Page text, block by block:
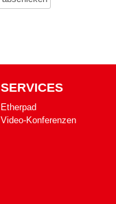
SERVICES
Etherpad
Video-Konferenzen